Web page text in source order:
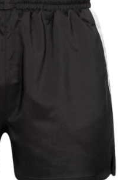
souhaits